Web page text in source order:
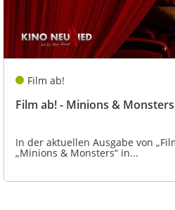
Film ab!
Film ab! - Minions & Monsters
In der aktuellen Ausgabe von
„Minions & Monsters“ in...